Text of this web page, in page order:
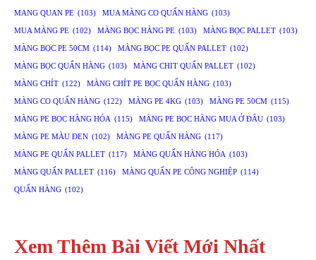
MANG QUAN PE (103) MUA MÀNG CO QUẤN HÀNG (103)
MUA MÀNG PE (102) MÀNG BỌC HÀNG PE (103) MÀNG BỌC PALLET (103)
MÀNG BỌC PE 50CM (114) MÀNG BỌC PE QUẤN PALLET (102)
MÀNG BỌC QUẤN HÀNG (103) MÀNG CHIT QUẤN PALLET (102)
MÀNG CHÍT (122) MÀNG CHÍT PE BỌC QUẤN HÀNG (103)
MÀNG CO QUẤN HÀNG (122) MÀNG PE 4KG (103) MÀNG PE 50CM (115)
MÀNG PE BỌC HÀNG HÓA (115) MÀNG PE BỌC HÀNG MUA Ở ĐÂU (103)
MÀNG PE MÀU ĐEN (102) MÀNG PE QUẤN HÀNG (117)
MÀNG PE QUẤN PALLET (117) MÀNG QUẤN HÀNG HÓA (103)
MÀNG QUẤN PALLET (116) MÀNG QUẤN PE CÔNG NGHIỆP (114)
QUẤN HÀNG (102)
Xem Thêm Bài Viết Mới Nhất